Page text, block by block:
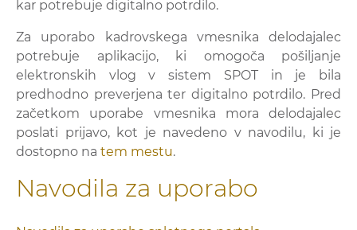
kar potrebuje digitalno potrdilo.
Za uporabo kadrovskega vmesnika delodajalec
potrebuje aplikacijo, ki omogoča pošiljanje
elektronskih vlog v sistem SPOT in je bila
predhodno preverjena ter digitalno potrdilo. Pred
začetkom uporabe vmesnika mora delodajalec
poslati prijavo, kot je navedeno v navodilu, ki je
dostopno na tem mestu.
Navodila za uporabo